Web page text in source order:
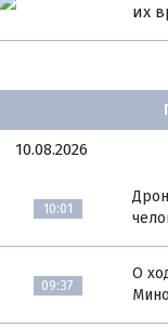
их
10.08.2026
10:01
09:37
О